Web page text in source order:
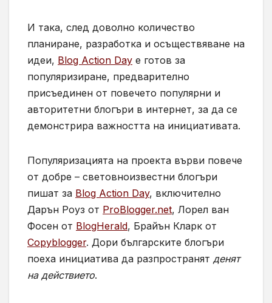
И така, след доволно количество
планиране, разработка и осъществяване на
идеи, Blog Action Day е готов за
популяризиране, предварително
присъединен от повечето популярни и
авторитетни блогъри в интернет, за да се
демонстрира важността на инициативата.
Популяризацията на проекта върви повече
от добре – световноизвестни блогъри
пишат за Blog Action Day, включително
Дарън Роуз от ProBlogger.net, Лорел ван
Фосен от BlogHerald, Брайън Кларк от
Copyblogger. Дори българските блогъри
поеха инициатива да разпространят денят
на действието.